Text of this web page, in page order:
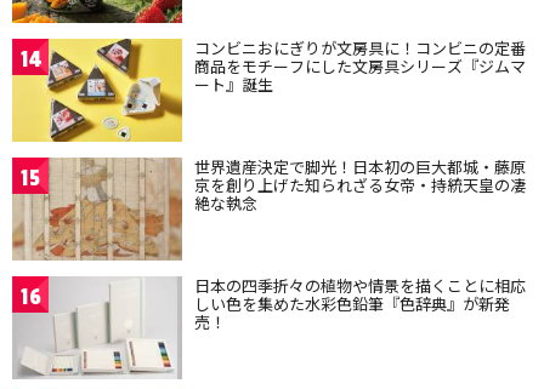
14 コンビニおにぎりが文房具に！コンビニの定番
商品をモチーフにした文房具シリーズ『ジムマ
ート』誕生
15 世界遺産決定で脚光！日本初の巨大都城・藤原
京を創り上げた知られざる女帝・持統天皇の凄
絶な執念
16 日本の四季折々の植物や情景を描くことに相応
しい色を集めた水彩色鉛筆『色辞典』が新発
売！